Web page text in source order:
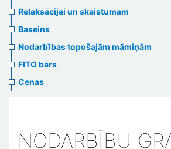
Relaksācijai un skaistumam
Baseins
Nodarbības topošajām māmiņām
FITO bārs
Cenas
NODARBĪBU